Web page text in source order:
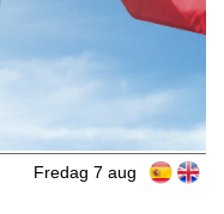
Fredag 7 aug